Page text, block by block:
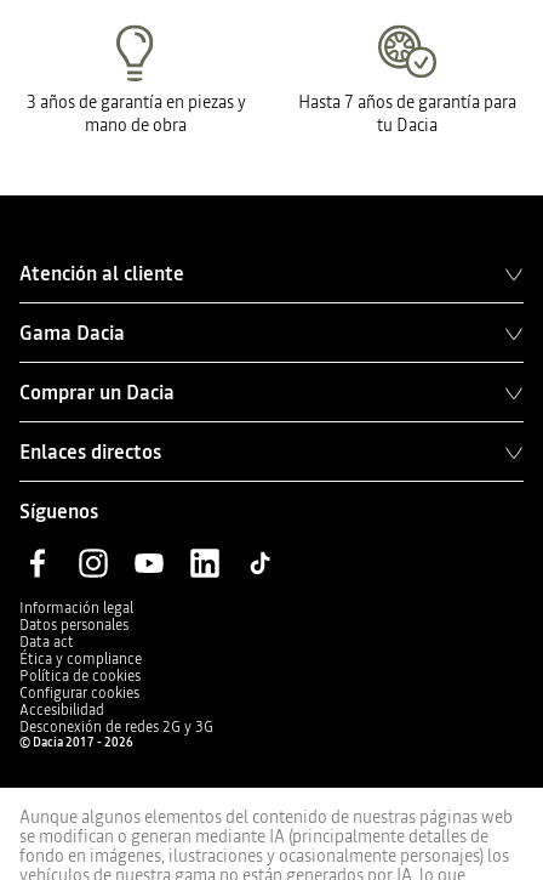
3 años de garantía en piezas y
mano de obra
Hasta 7 años de garantía para
tu Dacia
Atención al cliente
Gama Dacia
Comprar un Dacia
Enlaces directos
Síguenos
Información legal
Datos personales
Data act
Ética y compliance
Política de cookies
Configurar cookies
Accesibilidad
Desconexión de redes 2G y 3G
© Dacia 2017 - 2026
Aunque algunos elementos del contenido de nuestras páginas web
se modifican o generan mediante IA (principalmente detalles de
fondo en imágenes, ilustraciones y ocasionalmente personajes) los
vehículos de nuestra gama no están generados por IA, lo que